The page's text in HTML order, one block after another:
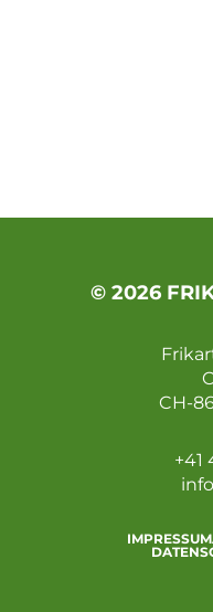
© 2026
CH-
+41
IMPRESSUM